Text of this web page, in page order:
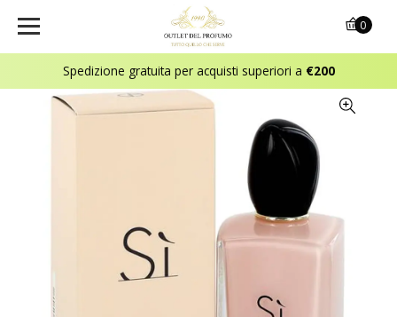
Spedizione gratuita per acquisti superiori a €200
0